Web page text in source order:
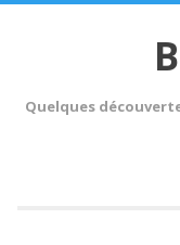
Quelques